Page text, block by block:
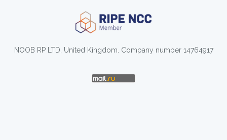
NOOB RP LTD, United Kingdom. Company number 14764917